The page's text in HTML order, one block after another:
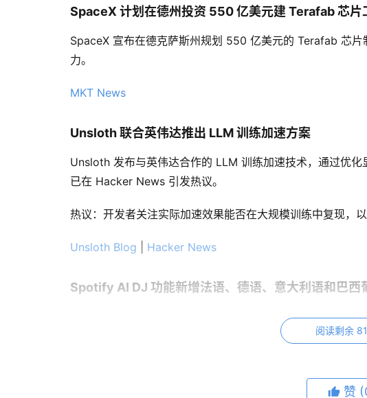
SpaceX 计划在德州投资 550 亿美元建 Terafab 芯片
SpaceX 宣布在德克萨斯州规划 550 亿美元的 Terafab 芯
力。
MKT News
Unsloth 联合英伟达推出 LLM 训练加速方案
Unsloth 发布与英伟达合作的 LLM 训练加速技术，通过优
已在 Hacker News 引发热议。
热议：开发者关注实际加速效果能否在大规模训练中复现，
Unsloth Blog Hacker News
Spotify AI DJ 功能新增法语、德语、意大利语和巴西
Spotify 宣布其 AI DJ 功能扩展语言支持，新增法语、德语
阅读剩余
赞